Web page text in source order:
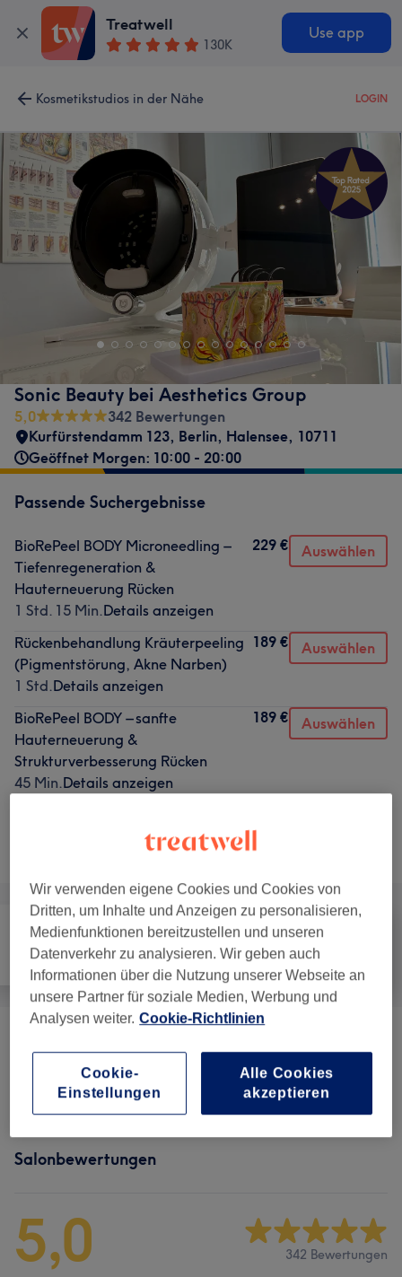
Treatwell
130K
Use app
Kosmetikstudios in der Nähe LOGIN
Sonic Beauty bei Aesthetics Group
5,0
342 Bewertungen
Kurfürstendamm 123, Berlin, Halensee, 10711
Geöffnet Morgen: 10:00 - 20:00
Passende Suchergebnisse
BioRePeel BODY Microneedling –
Tiefenregeneration &
Hauterneuerung Rücken
1 Std. 15 Min.Details anzeigen
229 € Auswählen
Rückenbehandlung Kräuterpeeling
(Pigmentstörung, Akne Narben)
1 Std.Details anzeigen
189 € Auswählen
BioRePeel BODY – sanfte
Hauterneuerung &
Strukturverbesserung Rücken
45 Min.Details anzeigen
189 € Auswählen
Nicht gefunden wonach du gesucht hast?
Alle Gesicht Körper
Körperbehandlungen ab 139 €
Salonbewertungen
5,0 342 Bewertungen
Wir verwenden eigene Cookies und Cookies von
Dritten, um Inhalte und Anzeigen zu personalisieren,
Medienfunktionen bereitzustellen und unseren
Datenverkehr zu analysieren. Wir geben auch
Informationen über die Nutzung unserer Webseite an
unsere Partner für soziale Medien, Werbung und
Analysen weiter. Cookie-Richtlinien
Cookie-
Einstellungen
Alle Cookies
akzeptieren